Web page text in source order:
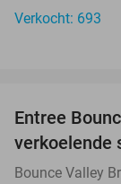
Verkocht: 693
Entree
verkoelende
Bounce Valley